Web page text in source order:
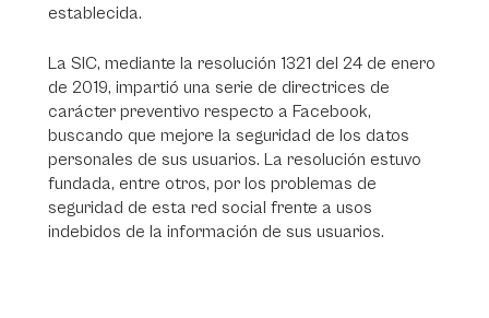
establecida.
La SIC, mediante la resolución 1321 del 24 de enero
de 2019, impartió una serie de directrices de
carácter preventivo respecto a Facebook,
buscando que mejore la seguridad de los datos
personales de sus usuarios. La resolución estuvo
fundada, entre otros, por los problemas de
seguridad de esta red social frente a usos
indebidos de la información de sus usuarios.